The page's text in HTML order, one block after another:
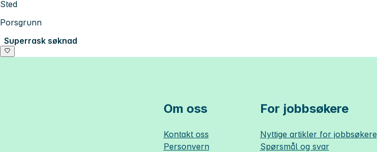
Sted
Porsgrunn
Superrask søknad
Om oss
Kontakt oss
Personvern
For jobbsøkere
Nyttige artikler for jobbsøkere
Spørsmål og svar